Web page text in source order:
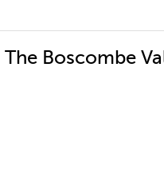
Boscombe